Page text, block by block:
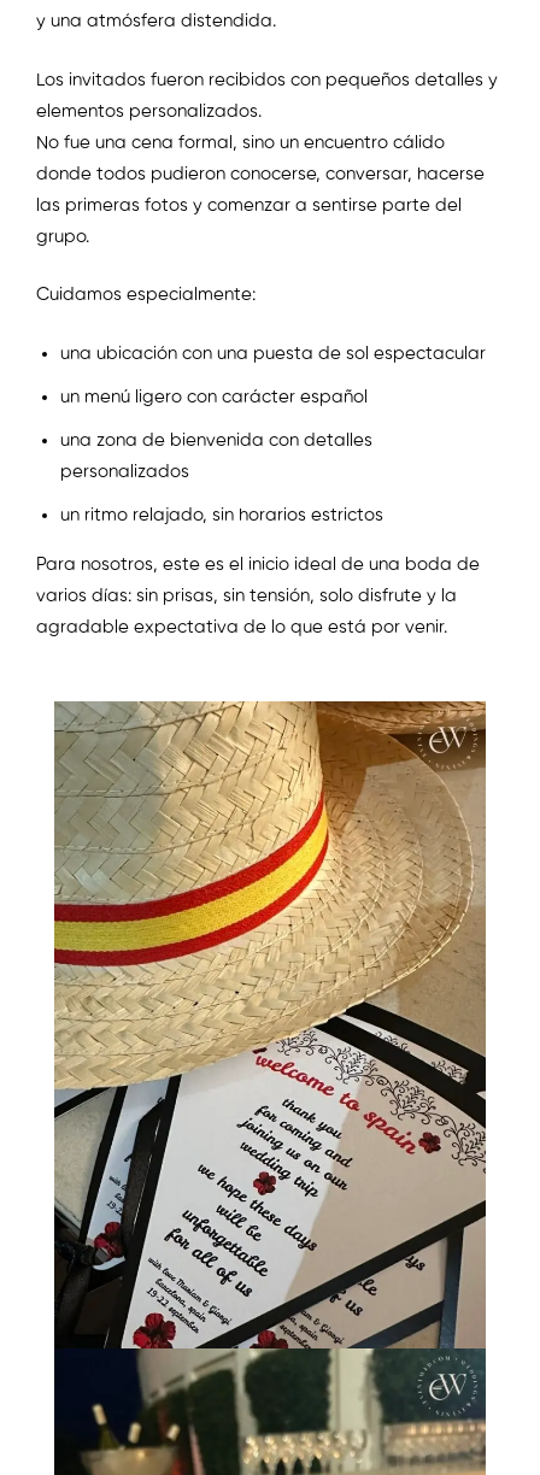
y una atmósfera distendida.
Los invitados fueron recibidos con pequeños detalles y
elementos personalizados.
No fue una cena formal, sino un encuentro cálido
donde todos pudieron conocerse, conversar, hacerse
las primeras fotos y comenzar a sentirse parte del
grupo.
Cuidamos especialmente:
una ubicación con una puesta de sol espectacular
un menú ligero con carácter español
una zona de bienvenida con detalles
personalizados
un ritmo relajado, sin horarios estrictos
Para nosotros, este es el inicio ideal de una boda de
varios días: sin prisas, sin tensión, solo disfrute y la
agradable expectativa de lo que está por venir.